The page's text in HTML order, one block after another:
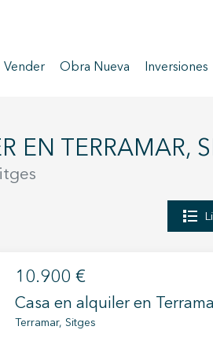
Vender Obra Nueva Inversiones
EN TERRAMAR,
10.900 €
Casa en alquiler en
Terramar, Sitges